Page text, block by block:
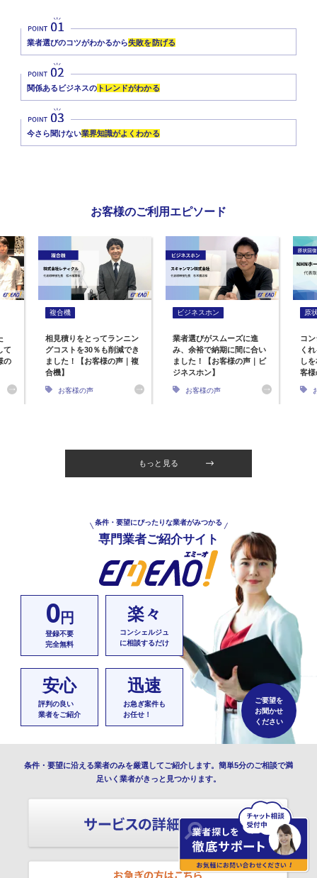
業者選びのコツがわかるから失敗を防げる
関係あるビジネスの トレンドがわかる
今さら聞けない業界知識がよくわかる
お客様のご利用エピソード
て
の
複合機
相見積りをとってランニン
グコストを30％も削減でき
ました！【お客様の声｜複
合機】
お客様の声
ビジネスホン
業者選びがスムーズに進
み、余裕で納期に間に合い
ました！【お客様の声｜ビ
ジネスホン】
お客様の声
原
コ
く
し
客
もっと見る
条件・要望にぴったりな業者がみつかる
専門業者ご紹介サイト
0円
登録不要
完全無料
楽々
コンシェルジュ
に相談するだけ
安心
評判の良い
業者をご紹介
迅速
お急ぎ案件も
お任せ！
ご要望を
お聞かせ
ください
条件・要望に沿える業者のみを厳選してご紹介します。簡単5分のご相談で満
足いく業者がきっと見つかります。